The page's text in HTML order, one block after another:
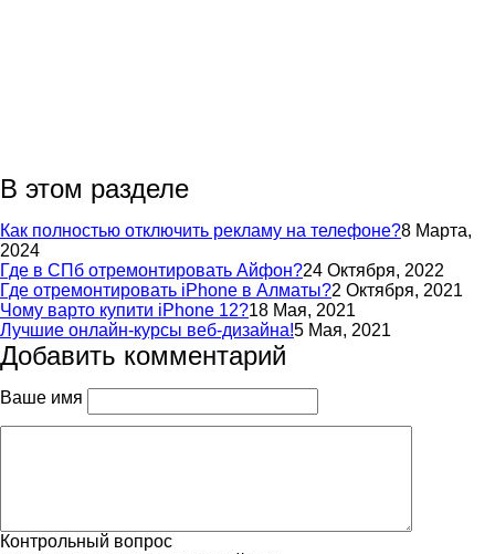
В этом разделе
Как полностью отключить рекламу на телефоне?8 Марта,
2024
Где в СПб отремонтировать Айфон?24 Октября, 2022
Где отремонтировать iPhone в Алматы?2 Октября, 2021
Чому варто купити iPhone 12?18 Мая, 2021
Лучшие онлайн-курсы веб-дизайна!5 Мая, 2021
Добавить комментарий
Ваше имя
Контрольный вопрос